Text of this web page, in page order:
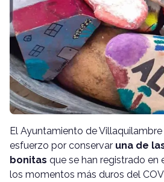
El Ayuntamiento de
esfuerzo por conservar una de
bonitas que se han registrado en
los momentos más duros del